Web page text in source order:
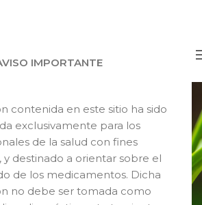
IMPORTANTE
contenida en este sitio ha sido
exclusivamente para los
de la salud con fines
y destinado a orientar sobre el
de los medicamentos. Dicha
no debe ser tomada como